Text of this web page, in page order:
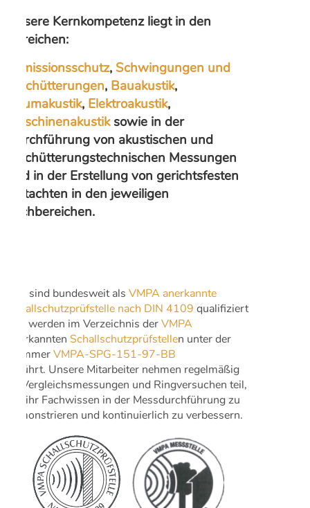
Unsere Kernkompetenz liegt in den
Bereichen:
Immissionsschutz, Schwingungen und
Erschütterungen, Bauakustik,
Raumakustik, Elektroakustik,
Maschinenakustiksowie in der
Durchführung von akustischen und
erschütterungstechnischen Messungen
und in der Erstellung von gerichtsfesten
Gutachten in den jeweiligen
Fachbereichen.
Wir sind bundesweit als VMPA anerkannte
Schallschutzprüfstelle nach DIN 4109 qualifiziert
und werden im Verzeichnis derVMPA
anerkannten Schallschutzprüfstellen unter der
NummerVMPA-SPG-151-97-BB
geführt. Unsere Mitarbeiter nehmen regelmäßig
an Vergleichsmessungen und Ringversuchen teil,
um ihr Fachwissen in der Messdurchführung zu
demonstrieren und kontinuierlich zu verbessern.